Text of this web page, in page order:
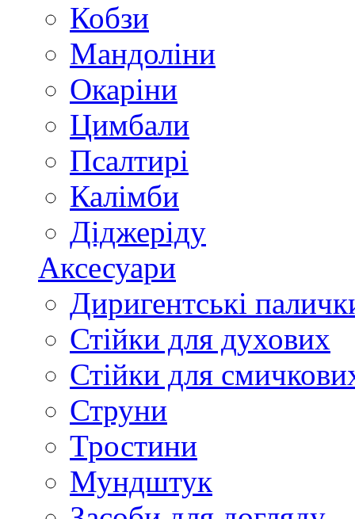
Кобзи
Мандоліни
Окаріни
Цимбали
Псалтирі
Калімби
Діджеріду
Аксесуари
Диригентські
Стійки для духових
Стійки для
Струни
Тростини
Мундштук